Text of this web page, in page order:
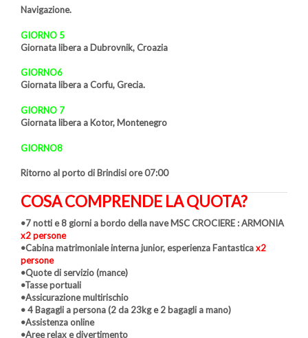
Navigazione.
GIORNO 5
Giornata libera a Dubrovnik, Croazia
GIORNO6
Giornata libera a Corfu, Grecia.
GIORNO 7
Giornata libera a Kotor, Montenegro
GIORNO8
Ritorno al porto di Brindisi ore 07:00
COSA COMPRENDE LA QUOTA?
•7 notti e 8 giorni a bordo della nave MSC CROCIERE : ARMONIA
x2 persone
•Cabina matrimoniale interna junior, esperienza Fantasticax2
persone
•Quote di servizio (mance)
•Tasse portuali
•Assicurazione multirischio
• 4 Bagagli a persona (2 da 23kg e 2 bagagli a mano)
•Assistenza online
•Aree relax e divertimento